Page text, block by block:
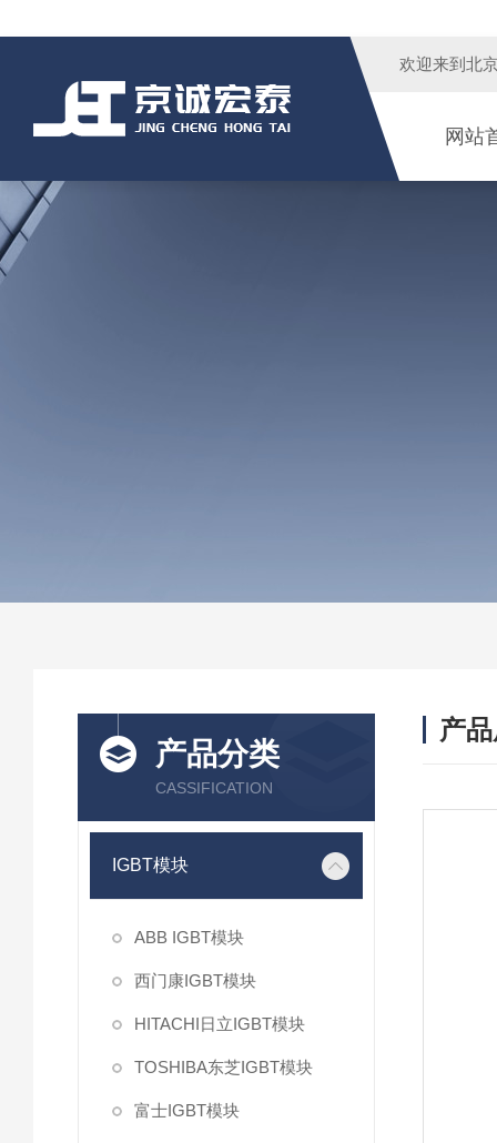
欢迎来到 北
网站
产品分类
CASSIFICATION
IGBT模块
ABB IGBT模块
西门康IGBT模块
HITACHI日立IGBT模块
TOSHIBA东芝IGBT模块
富士IGBT模块
产